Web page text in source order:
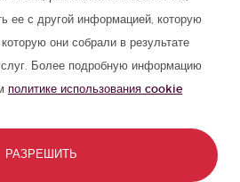
Америке
ее с другой информацией, которую
они собрали в результате
Более подробную информацию
политике использования cookie
РАЗРЕШИТЬ